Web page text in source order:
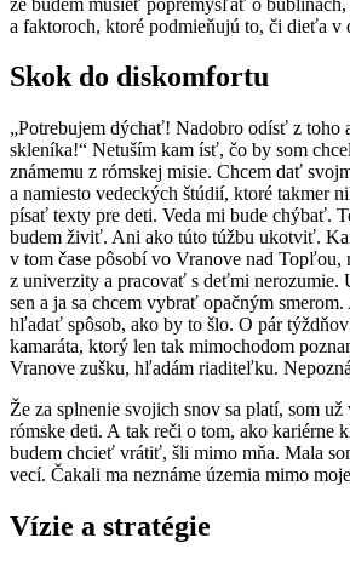
a faktoroch, ktoré podmieňujú to, či dieťa v
Skok do diskomfortu
„Potrebujem dýchať! Nadobro odísť z toho
skleníka!“ Netuším kam ísť, čo by som
známemu z rómskej misie. Chcem dať
a namiesto vedeckých štúdií, ktoré takmer
písať texty pre deti. Veda mi bude chýbať.
budem živiť. Ani ako túto túžbu ukotviť.
v tom čase pôsobí vo Vranove nad
z univerzity a pracovať s deťmi nerozumie.
sen a ja sa chcem vybrať opačným
hľadať spôsob, ako by to šlo. O pár
kamaráta, ktorý len tak mimochodom
Vranove zušku, hľadám riaditeľku.
Že za splnenie svojich snov sa platí, som
rómske deti. A tak reči o tom, ako kariérne
budem chcieť vrátiť, šli mimo mňa. Mala
vecí. Čakali ma neznáme územia mimo
Vízie a stratégie